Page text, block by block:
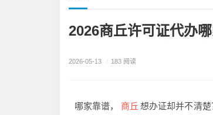
2026商丘许可证代办
2026-05-13 / 183 阅读
哪家靠谱， 商丘 想办证却并不清